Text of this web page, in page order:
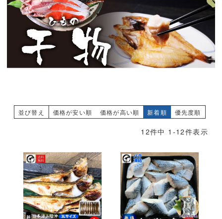
並び替え 価格が安い順 価格が高い順 新着順 優先度順
12件中 1 -12件表示